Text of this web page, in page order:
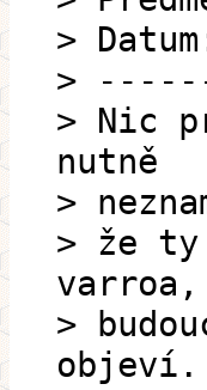
>
>
> Nic
nutně
>
> že
>
objeví.